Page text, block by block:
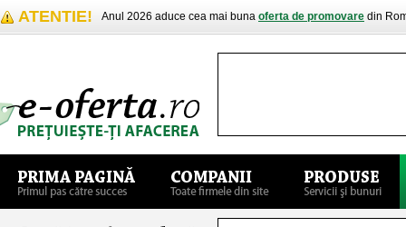
ATENTIE! Anul 2026 aduce cea mai buna oferta de promovare din